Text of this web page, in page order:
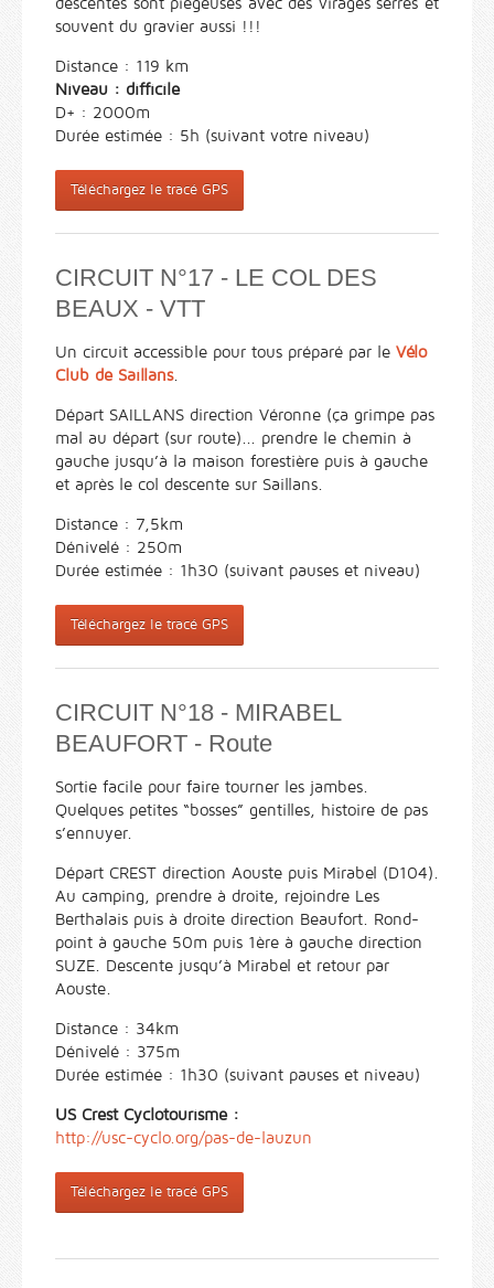
souvent du gravier aussi !!!
Distance : 119 km
Niveau : difficile
D+ : 2000m
Durée estimée : 5h (suivant votre niveau)
Téléchargez le tracé GPS
CIRCUIT N°17 - LE COL DES
BEAUX - VTT
Un circuit accessible pour tous préparé par le Vélo
Club de Saillans.
Départ SAILLANS direction Véronne (ça grimpe pas
mal au départ (sur route)... prendre le chemin à
gauche jusqu’à la maison forestière puis à gauche
et après le col descente sur Saillans.
Distance : 7,5km
Dénivelé : 250m
Durée estimée : 1h30 (suivant pauses et niveau)
Téléchargez le tracé GPS
CIRCUIT N°18 - MIRABEL
BEAUFORT - Route
Sortie facile pour faire tourner les jambes.
Quelques petites “bosses” gentilles, histoire de pas
s’ennuyer.
Départ CREST direction Aouste puis Mirabel (D104).
Au camping, prendre à droite, rejoindre Les
Berthalais puis à droite direction Beaufort. Rond-
point à gauche 50m puis 1ère à gauche direction
SUZE. Descente jusqu’à Mirabel et retour par
Aouste.
Distance : 34km
Dénivelé : 375m
Durée estimée : 1h30 (suivant pauses et niveau)
US Crest Cyclotourisme :
http://usc-cyclo.org/pas-de-lauzun
Téléchargez le tracé GPS